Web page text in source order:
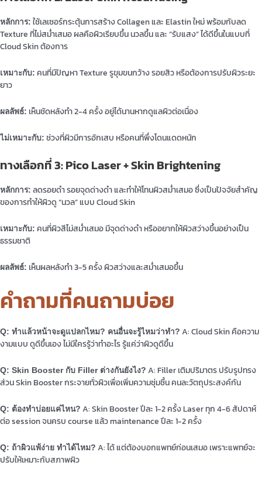
หลักการ: ใช้เลเซอร์กระตุ้นการสร้าง Collagen และ Elastin ใหม่ พร้อมกับลด
Texture ที่ไม่สม่ำเสมอ ผลคือผิวเรียบขึ้น นวลขึ้น และ “รับแสง” ได้ดีขึ้นในแบบที่
Cloud Skin ต้องการ
เหมาะกับ: คนที่มีปัญหา Texture รูขุมขนกว้าง รอยสิว หรือต้องการปรับผิวระยะ
ยาว
ผลลัพธ์: เห็นชัดหลังทำ 2-4 ครั้ง อยู่ได้นานหากดูแลผิวต่อเนื่อง
ไม่เหมาะกับ: ช่วงที่ผิวมีการอักเสบ หรือคนที่พึ่งโดนแดดหนัก
ทางเลือกที่ 3: Pico Laser + Skin Brightening
หลักการ: ลดรอยดำ รอยจุดด่างดำ และทำให้โทนผิวสม่ำเสมอ ซึ่งเป็นปัจจัยสำคัญ
ของการทำให้ผิวดู “นวล” แบบ Cloud Skin
เหมาะกับ: คนที่ผิวสีไม่สม่ำเสมอ มีจุดด่างดำ หรืออยากให้ผิวสว่างขึ้นอย่างเป็น
ธรรมชาติ
ผลลัพธ์: เห็นผลหลังทำ 3-5 ครั้ง ผิวสว่างและสม่ำเสมอขึ้น
คำถามที่คนถามบ่อย
Q: ทำแล้วหน้าจะดูแปลกไหม? คนอื่นจะรู้ไหมว่าทำ? A: Cloud Skin คือความ
งามแบบ ดูดีขึ้นเอง ไม่มีใครรู้ว่าทำอะไร รู้แค่ว่าผิวดูดีขึ้น
Q: Skin Booster กับ Filler ต่างกันยังไง? A: Filler เติมปริมาตร ปรับรูปทรง
ส่วน Skin Booster กระจายทั่วผิวเพื่อเพิ่มความชุ่มชื้น คนละวัตถุประสงค์กัน
Q: ต้องทำบ่อยแค่ไหน? A: Skin Booster ปีละ 1-2 ครั้ง Laser ทุก 4-6 สัปดาห์
ต่อ session จนครบ course แล้ว maintenance ปีละ 1-2 ครั้ง
Q: ถ้าผิวแพ้ง่าย ทำได้ไหม? A: ได้ แต่ต้องบอกแพทย์ก่อนเสมอ เพราะแพทย์จะ
ปรับให้เหมาะกับสภาพผิว